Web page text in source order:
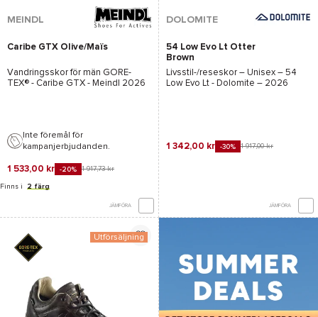
MEINDL
Caribe GTX Olive/Maïs
Vandringsskor för män GORE-
TEX® - Caribe GTX - Meindl 2026
Inte föremål för
kampanjerbjudanden.
1 533,00 kr -20% 1 917,73 kr
Finns i 2 färg
JÄMFÖRA
DOLOMITE
54 Low Evo Lt Otter
Brown
Livsstil-/reseskor – Unisex – 54
Low Evo Lt - Dolomite – 2026
1 342,00 kr -30% 1 917,00 kr
JÄMFÖRA
Utförsäljning